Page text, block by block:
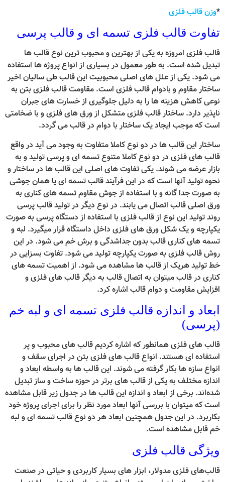
*وزن قالب فلزی
تفاوت قالب فلزی تسمه ای و قالب پرسی
قالب فلزی امروزه به یکی از بهترین و محبوب ترین نوع قالب ها
تبدیل شده است. به طور معمول در بسیاری از انواع پروژه ها استفاده
می شود. یکی از علل های اصلی محبوبیت این قالب طی سالیان اخیر
ساختار مقاوم و بادوام قالب فلزی است. مقاومت قالب فلزی بتن به
نوعی کاهش هزینه ها را به دلیل جلوگیری از خسارت های جبران
ناپذیر دارد. ساختار قالب فلزی متشکل از ورق های فلزی و با ضخامتی
است که موجب ایجاد یک ساختار با دوام در قالب می گردد.
ساختار این قالب ها در دو نوع کاملا متفاوت به وجود می آید در واقع
قالب های فلزی در دو نوع کاملا متنوع تسمه ای و پرسی تولید و به
بازار عرضه می شوند. یکی تفاوت های اصلی این قالب ها در ساختار و
نحوه تولید آنها است که در این فرآیند قالب تسمه ای یا همان جوشی
به صورت جدا گانه و با استفاده از جوش مقاوم تسمه های کناری به
ورق اصلی قالب اتصال می یابند. در نوع دیگر در تولید قالب پرسی
روند تولید این نوع از قالب فلزی با استفاده از دستگاه پرسی به صورت
یکپارچه و یک شکل ورق های فلزی داخل داستگاه قرار میگیرد. لبه و
تسمه های کناری قالب بدون جداشدگی و برش خم می شود. در این
روش قالب فلزی به صورت یکپارچه تولید می شود. تفاوت بسزایی در
خط تولید هریک از قالب ها مشاهده می شود. از اهمیت تسمه های
کناری در قالب میتوان به اتصال قالب به دیگر قالب های فلزی و
افزایش مقاومت و دوام قالب اشاره کرد.
ابعاد و اندازه قالب فلزی تسمه ای و لبه خم
(پرسی)
قالب های فلزی همانطور که اشاره کردیم قالب های محبوب و پر
استفاده ای هستند. انواع قالب های فلزی بتن در اجرای سقف و
انواع سازه ها بکار گرفته می شوند. این قالب ها به واسطه ابعاد و
اندازه مختلف به یکی از قالب های برتر در حوزه ساخت و ساز تبدیل
شده‌اند. برخی از ابعاد و اندازه این قالب ها در جدول زیر قابل مشاهده
است که میتوان با بررسی آنها ابعاد مورد نظر را برای اجرای پروژه خود
بکاربرد. در این جدول همچنین ابعاد هر دو نوع قالب تسمه ای و لبه
خم قابل مشاهده است.
ویژگی قالب فلزی
قالب‌های فلزی مدولار، ابزار های بسیار کاربردی و حیاتی در صنعت